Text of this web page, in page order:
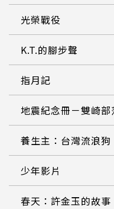
光榮戰役
K.T.的腳步聲
指月記
地震紀念冊－雙崎
養生主：台灣流浪狗
少年影片
春天：許金玉的故事